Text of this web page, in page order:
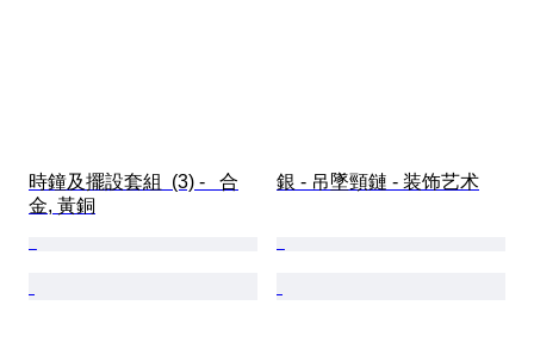
時鐘及擺設套組  (3) -   合
金, 黃銅
銀 - 吊墜頸鏈 - 装饰艺术